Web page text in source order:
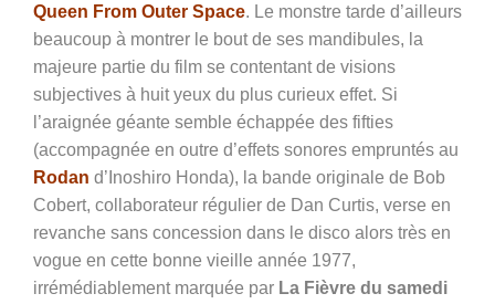
Queen From Outer Space. Le monstre tarde d’ailleurs
beaucoup à montrer le bout de ses mandibules, la
majeure partie du film se contentant de visions
subjectives à huit yeux du plus curieux effet. Si
l’araignée géante semble échappée des fifties
(accompagnée en outre d’effets sonores empruntés au
Rodan d’Inoshiro Honda), la bande originale de Bob
Cobert, collaborateur régulier de Dan Curtis, verse en
revanche sans concession dans le disco alors très en
vogue en cette bonne vieille année 1977,
irrémédiablement marquée par La Fièvre du samedi